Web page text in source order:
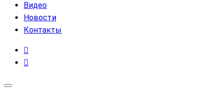
Видео
Новости
Контакты